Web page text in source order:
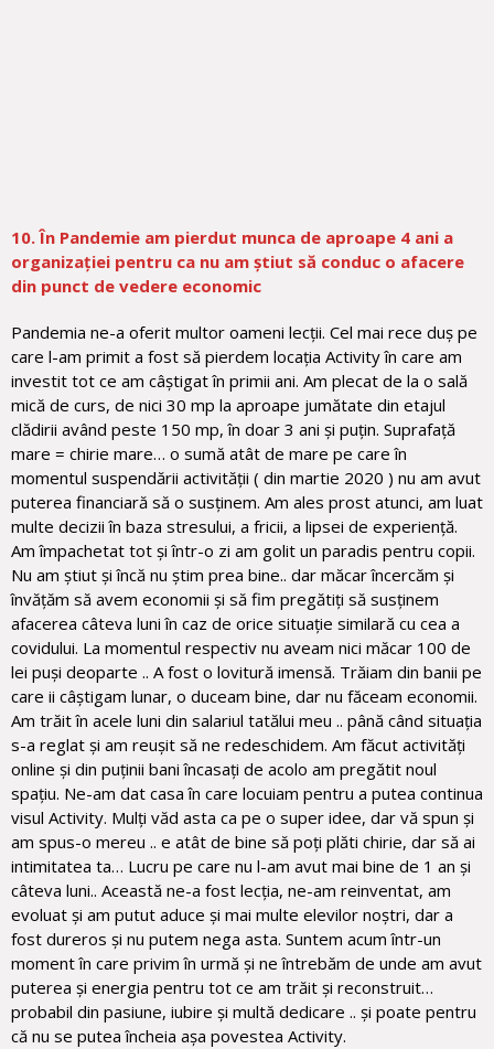
10. În Pandemie am pierdut munca de aproape 4 ani a
organizației pentru ca nu am știut să conduc o afacere
din punct de vedere economic
Pandemia ne-a oferit multor oameni lecții. Cel mai rece duș pe
care l-am primit a fost să pierdem locația Activity în care am
investit tot ce am câștigat în primii ani. Am plecat de la o sală
mică de curs, de nici 30 mp la aproape jumătate din etajul
clădirii având peste 150 mp, în doar 3 ani și puțin. Suprafață
mare = chirie mare… o sumă atât de mare pe care în
momentul suspendării activității ( din martie 2020 ) nu am avut
puterea financiară să o susținem. Am ales prost atunci, am luat
multe decizii în baza stresului, a fricii, a lipsei de experiență.
Am împachetat tot și într-o zi am golit un paradis pentru copii.
Nu am știut și încă nu știm prea bine.. dar măcar încercăm și
învățăm să avem economii și să fim pregătiți să susținem
afacerea câteva luni în caz de orice situație similară cu cea a
covidului. La momentul respectiv nu aveam nici măcar 100 de
lei puși deoparte .. A fost o lovitură imensă. Trăiam din banii pe
care ii câștigam lunar, o duceam bine, dar nu făceam economii.
Am trăit în acele luni din salariul tatălui meu .. până când situația
s-a reglat și am reușit să ne redeschidem. Am făcut activități
online și din puținii bani încasați de acolo am pregătit noul
spațiu. Ne-am dat casa în care locuiam pentru a putea continua
visul Activity. Mulți văd asta ca pe o super idee, dar vă spun și
am spus-o mereu .. e atât de bine să poți plăti chirie, dar să ai
intimitatea ta… Lucru pe care nu l-am avut mai bine de 1 an și
câteva luni.. Această ne-a fost lecția, ne-am reinventat, am
evoluat și am putut aduce și mai multe elevilor noștri, dar a
fost dureros și nu putem nega asta. Suntem acum într-un
moment în care privim în urmă și ne întrebăm de unde am avut
puterea și energia pentru tot ce am trăit și reconstruit…
probabil din pasiune, iubire și multă dedicare .. și poate pentru
că nu se putea încheia așa povestea Activity.